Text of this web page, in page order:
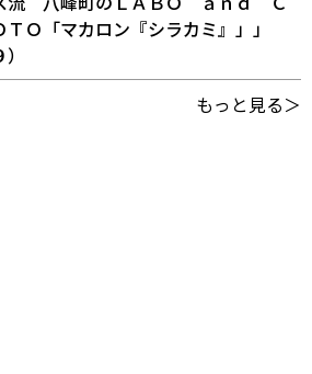
Ｏ「マカロン『シラカミ』」」
もっと見る＞